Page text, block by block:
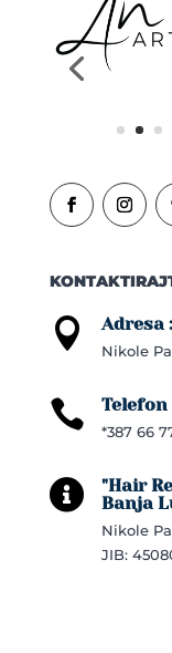
 Adresa :
Nikole
 Telefon
*387 66

"Hair
Banja
Nikole
JIB: